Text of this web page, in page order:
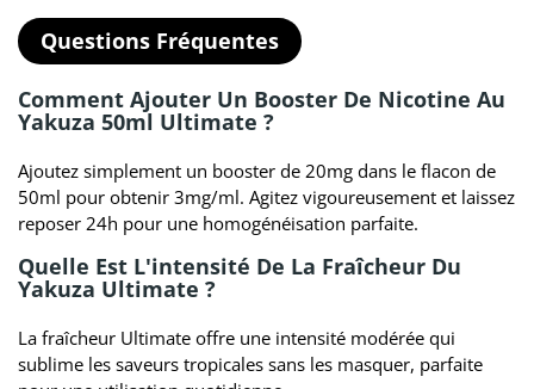
Questions Fréquentes
Comment Ajouter Un Booster De Nicotine Au
Yakuza 50ml Ultimate ?
Ajoutez simplement un booster de 20mg dans le flacon de
50ml pour obtenir 3mg/ml. Agitez vigoureusement et laissez
reposer 24h pour une homogénéisation parfaite.
Quelle Est L'intensité De La Fraîcheur Du
Yakuza Ultimate ?
La fraîcheur Ultimate offre une intensité modérée qui
sublime les saveurs tropicales sans les masquer, parfaite